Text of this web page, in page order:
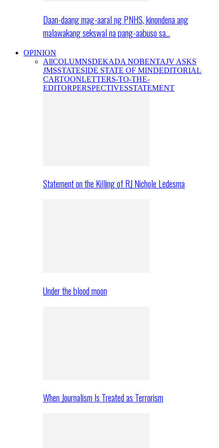
Daan-daang mag-aaral ng PNHS, kinondena ang
malawakang sekswal na pang-aabuso sa…
OPINION
AllCOLUMNSDEKADA NOBENTAJV ASKS
JMSSTATESIDE STATE OF MINDEDITORIAL
CARTOONLETTERS-TO-THE-
EDITORPERSPECTIVESSTATEMENT
Statement on the Killing of RJ Nichole Ledesma
Under the blood moon
When Journalism Is Treated as Terrorism